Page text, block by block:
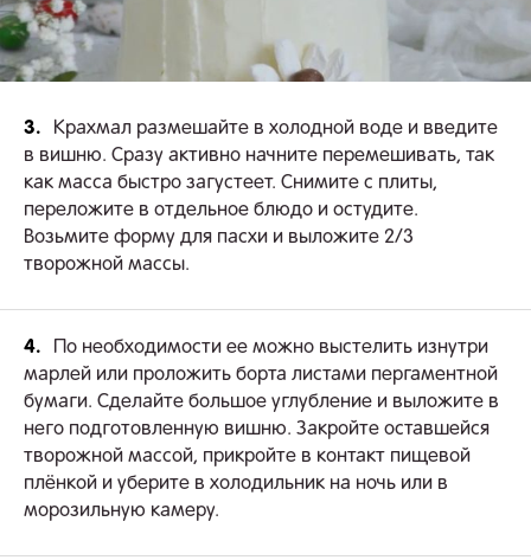
3.
Крахмал размешайте в холодной воде и введите
в вишню. Сразу активно начните перемешивать, так
как масса быстро загустеет. Снимите с плиты,
переложите в отдельное блюдо и остудите.
Возьмите форму для пасхи и выложите 2/3
творожной массы.
4.
По необходимости ее можно выстелить изнутри
марлей или проложить борта листами пергаментной
бумаги. Сделайте большое углубление и выложите в
него подготовленную вишню. Закройте оставшейся
творожной массой, прикройте в контакт пищевой
плёнкой и уберите в холодильник на ночь или в
морозильную камеру.